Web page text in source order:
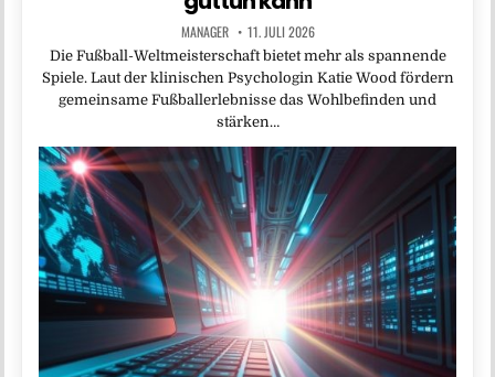
MANAGER 11. JULI 2026
Die Fußball-Weltmeisterschaft bietet mehr als spannende
Spiele. Laut der klinischen Psychologin Katie Wood fördern
gemeinsame Fußballerlebnisse das Wohlbefinden und
stärken…